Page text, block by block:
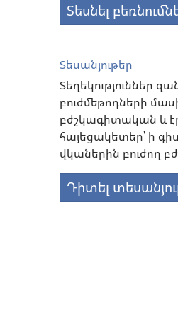
Տեսնել
Տեսանյութեր
Տեղեկություններ
բուժմեթոդների
բժշկագիտական և
հայեցակետեր՝ ի
վկաներին բուժող
Դիտել